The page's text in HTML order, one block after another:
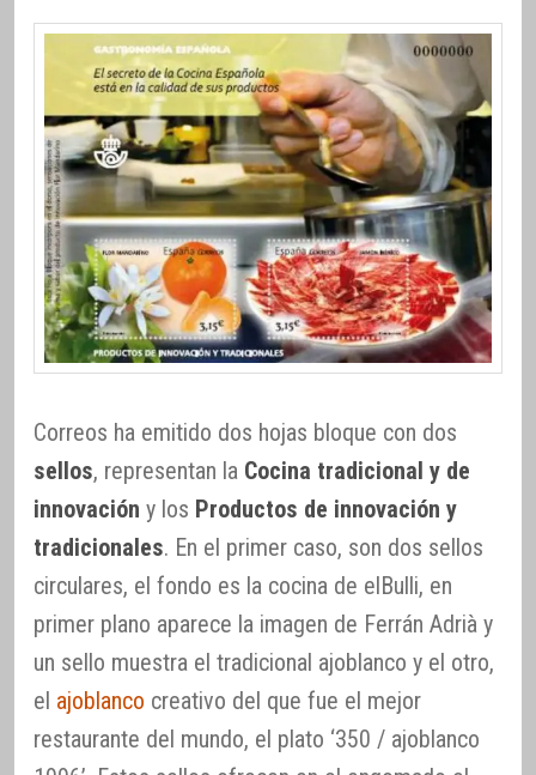
Correos ha emitido dos hojas bloque con dos
sellos, representan la Cocina tradicional y de
innovación y los Productos de innovación y
tradicionales. En el primer caso, son dos sellos
circulares, el fondo es la cocina de elBulli, en
primer plano aparece la imagen de Ferrán Adrià y
un sello muestra el tradicional ajoblanco y el otro,
el ajoblanco creativo del que fue el mejor
restaurante del mundo, el plato ‘350 / ajoblanco